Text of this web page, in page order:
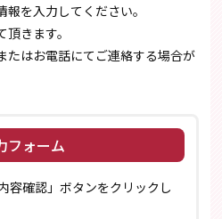
を入力してください。
きます。
たはお電話にてご連絡する場合が
フォーム
容確認」ボタンをクリックし